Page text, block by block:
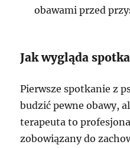
obawami przed
Jak wygląda
Pierwsze spotkanie z
budzić pewne obawy,
terapeuta to
zobowiązany do